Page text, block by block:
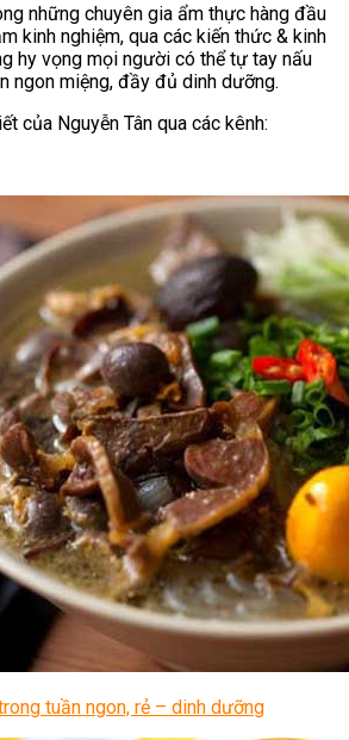
những chuyên gia ẩm thực hàng đầu
kinh nghiệm, qua các kiến thức & kinh
hy vọng mọi người có thể tự tay nấu
ngon miệng, đầy đủ dinh dưỡng.
của Nguyễn Tân qua các kênh:
tuần ngon, rẻ – dinh dưỡng